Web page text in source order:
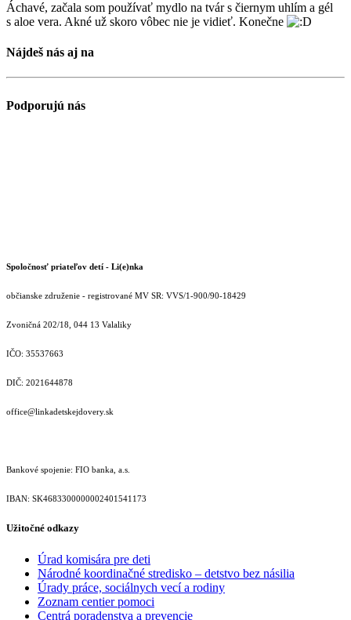
Áchavé, začala som používať mydlo na tvár s čiernym uhlím a gél
s aloe vera. Akné už skoro vôbec nie je vidieť. Konečne
Nájdeš nás aj na
Podporujú nás
Spoločnosť priateľov detí - Li(e)nka
občianske združenie - registrované MV SR: VVS/1-900/90-18429
Zvoničná 202/18, 044 13 Valaliky
IČO: 35537663
DIČ: 2021644878
office@linkadetskejdovery.sk
Bankové spojenie: FIO banka, a.s.
IBAN: SK46833000000­02401541173
Užitočné odkazy
Úrad komisára pre deti
Národné koordinačné stredisko – detstvo bez násilia
Úrady práce, sociálnych vecí a rodiny
Zoznam centier pomoci
Centrá poradenstva a prevencie